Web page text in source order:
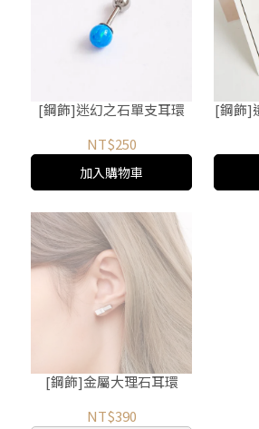
[鋼飾]迷幻之石單支耳環
NT$250
加入購物車
[鋼飾]
[鋼飾]金屬大理石耳環
NT$390